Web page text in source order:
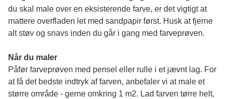
du skal male over en eksisterende farve, er det vigtigt at
mattere overfladen let med sandpapir først. Husk at fjerne
alt støv og snavs inden du går i gang med farveprøven.
Når du maler
Påfør farveprøven med pensel eller rulle i et jævnt lag. For
at få det bedste indtryk af farven, anbefaler vi at male et
større område - gerne omkring 1 m2. Lad farven tørre helt,